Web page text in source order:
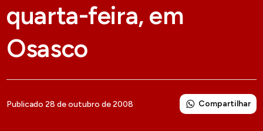
quarta-feira, em
Osasco
Publicado 28 de outubro de 2008 Compartilhar